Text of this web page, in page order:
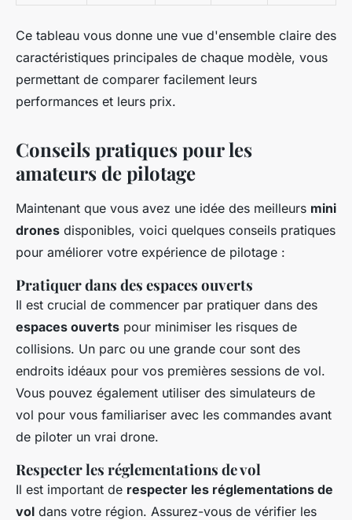
Ce tableau vous donne une vue d'ensemble claire des
caractéristiques principales de chaque modèle, vous
permettant de comparer facilement leurs
performances et leurs prix.
Conseils pratiques pour les
amateurs de pilotage
Maintenant que vous avez une idée des meilleurs mini
drones disponibles, voici quelques conseils pratiques
pour améliorer votre expérience de pilotage :
Pratiquer dans des espaces ouverts
Il est crucial de commencer par pratiquer dans des
espaces ouverts pour minimiser les risques de
collisions. Un parc ou une grande cour sont des
endroits idéaux pour vos premières sessions de vol.
Vous pouvez également utiliser des simulateurs de
vol pour vous familiariser avec les commandes avant
de piloter un vrai drone.
Respecter les réglementations de vol
Il est important de respecter les réglementations de
vol dans votre région. Assurez-vous de vérifier les